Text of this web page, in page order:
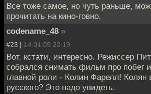
Все тоже самое, но чуть раньше,
прочитать на кино-говно.
codename_48 »
#23 | 14.01.09 22:19
Вот, кстати, интересно. Режиссер
собрался снимать фильм про побег
главной роли - Колин Фарелл! Колян
русского? Это надо увидеть.